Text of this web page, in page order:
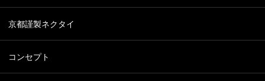
京都謹製ネクタイ
コンセプト